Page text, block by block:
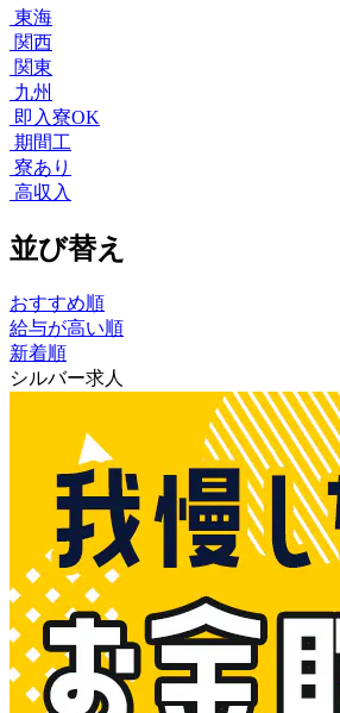
東海
関西
関東
九州
即入寮OK
期間工
寮あり
高収入
並び替え
おすすめ順
給与が高い順
新着順
シルバー求人